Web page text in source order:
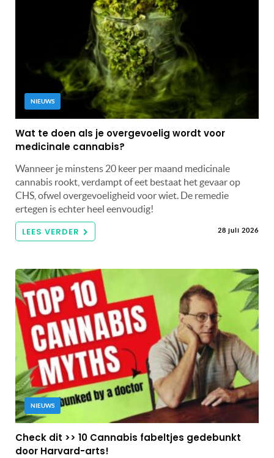
NIEUWS
Wat te doen als je overgevoelig wordt voor
medicinale cannabis?
Wanneer je minstens 20 keer per maand medicinale
cannabis rookt, verdampt of eet bestaat het gevaar op
CHS, ofwel overgevoeligheid voor wiet. De remedie
ertegen is echter heel eenvoudig!
LEES VERDER 28 juli 2026
NIEUWS
Check dit >> 10 Cannabis fabeltjes gedebunkt
door Harvard-arts!